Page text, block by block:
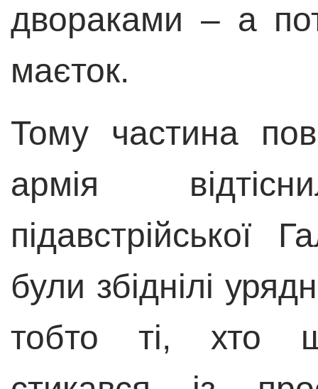
двораками – а
маєток.
Тому частина
армія
підавстрійської
були збіднілі
тобто ті, хто